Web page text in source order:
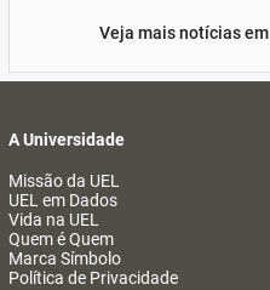
Veja mais notícias em
A Universidade
Missão da UEL
UEL em Dados
Vida na UEL
Quem é Quem
Marca Símbolo
Política de Privacidade